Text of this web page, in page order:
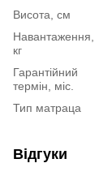
Висота, см
Навантаження,
кг
Гарантійний
термін, міс.
Тип матраца
Відгуки